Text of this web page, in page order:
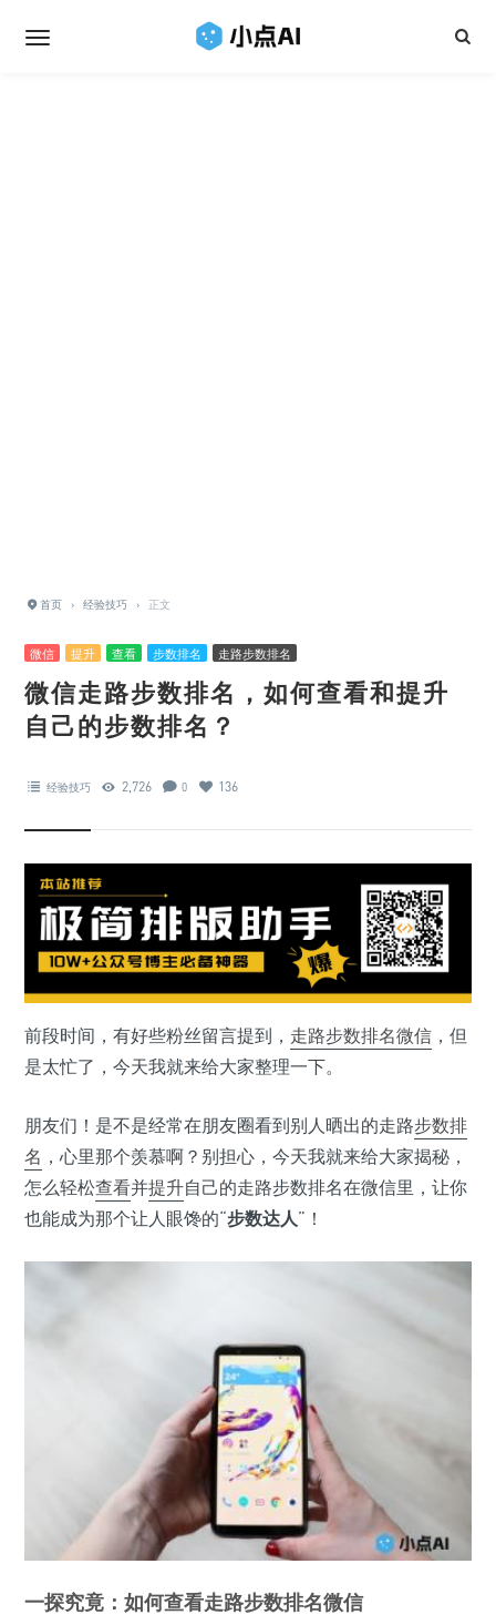
首页 › 经验技巧 › 正文
微信 提升 查看 步数排名 走路步数排名
微信走路步数排名，如何查看和提升
自己的步数排名？
经验技巧 2,726 0 136
前段时间，有好些粉丝留言提到， 走路步数排名微信 ，但
是太忙了，今天我就来给大家整理一下。
朋友们！是不是经常在朋友圈看到别人晒出的走路步数排
名 ，心里那个羡慕啊？别担心，今天我就来给大家揭秘，
怎么轻松查看并提升自己的走路步数排名在微信里，让你
也能成为那个让人眼馋的“步数达人”！
一探究竟：如何查看走路步数排名微信